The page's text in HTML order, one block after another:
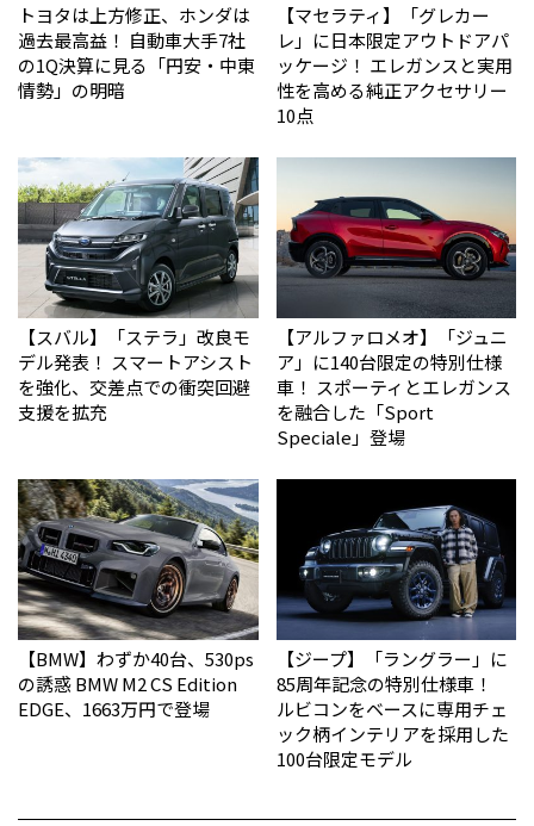
トヨタは上方修正、ホンダは
過去最高益！ 自動車大手7社
の1Q決算に見る「円安・中東
情勢」の明暗
【マセラティ】「グレカー
レ」に日本限定アウトドアパ
ッケージ！ エレガンスと実用
性を高める純正アクセサリー
10点
【スバル】「ステラ」改良モ
デル発表！ スマートアシスト
を強化、交差点での衝突回避
支援を拡充
【アルファロメオ】「ジュニ
ア」に140台限定の特別仕様
車！ スポーティとエレガンス
を融合した「Sport
Speciale」登場
【BMW】わずか40台、530ps
の誘惑 BMW M2 CS Edition
EDGE、1663万円で登場
【ジープ】「ラングラー」に
85周年記念の特別仕様車！
ルビコンをベースに専用チェ
ック柄インテリアを採用した
100台限定モデル